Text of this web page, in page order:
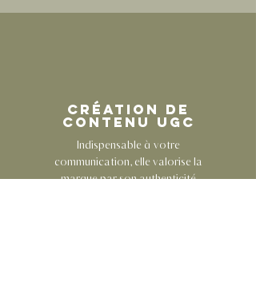
Création de
contenu UGC
Indispensable à votre
communication, elle valorise la
marque par son authenticité